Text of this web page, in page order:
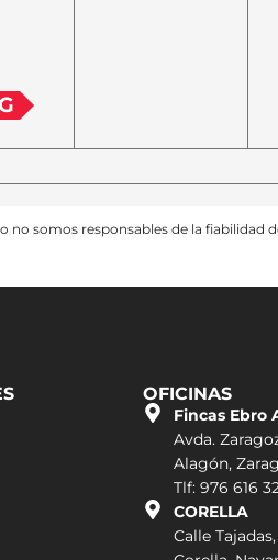
somos responsables de la fiabilidad
OFICINAS
Fincas Ebro
Avda.
Alagón,
Tlf: 976 616
CORELLA
Calle